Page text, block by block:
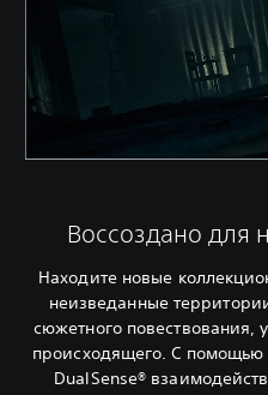
Воссоздано для
Находите новые
неизведанные
сюжетного повествования,
происходящего. С помощью
DualSense®